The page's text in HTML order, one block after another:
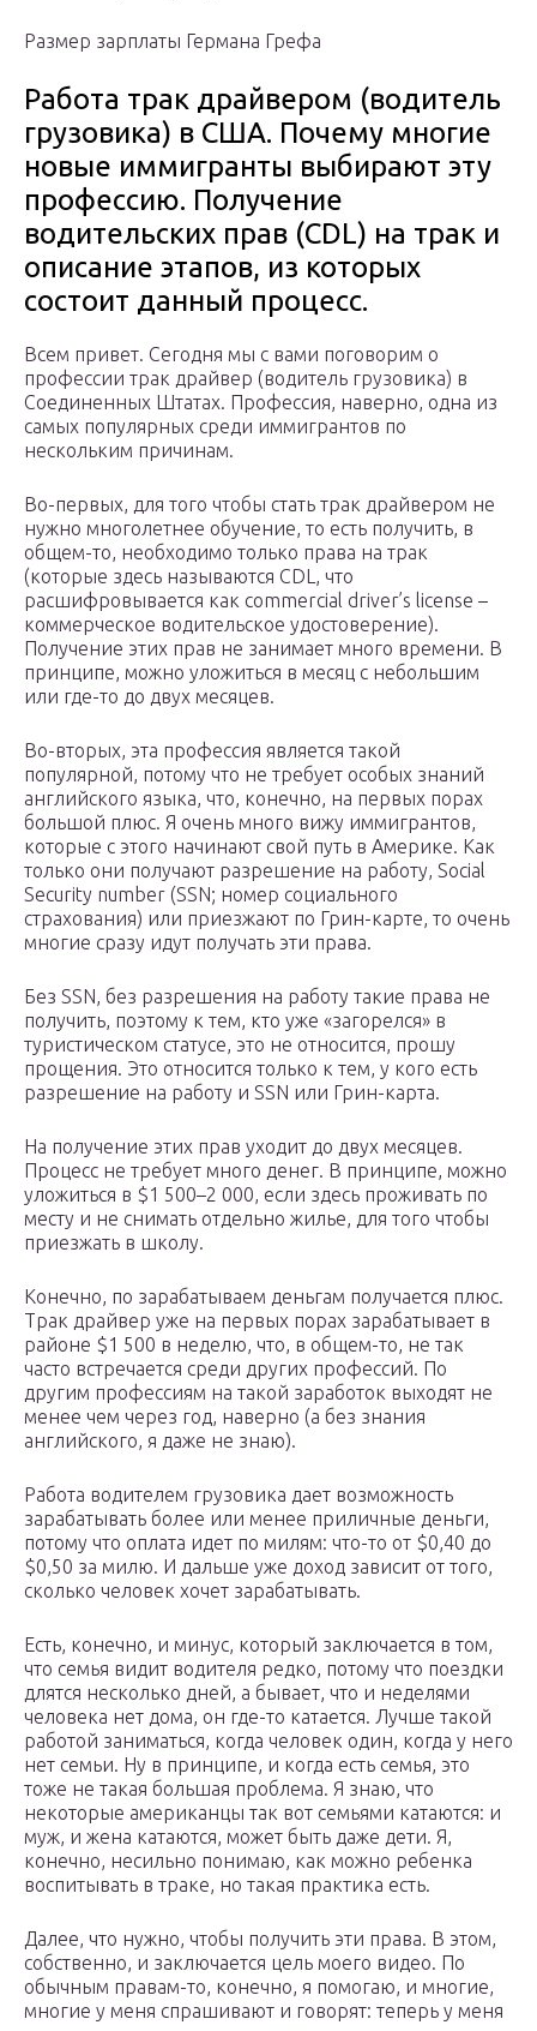
Размер зарплаты Германа Грефа
Работа трак драйвером (водитель
грузовика) в США. Почему многие
новые иммигранты выбирают эту
профессию. Получение
водительских прав (CDL) на трак и
описание этапов, из которых
состоит данный процесс.
Всем привет. Сегодня мы с вами поговорим о
профессии трак драйвер (водитель грузовика) в
Соединенных Штатах. Профессия, наверно, одна из
самых популярных среди иммигрантов по
нескольким причинам.
Во-первых, для того чтобы стать трак драйвером не
нужно многолетнее обучение, то есть получить, в
общем-то, необходимо только права на трак
(которые здесь называются CDL, что
расшифровывается как commercial driver’s license –
коммерческое водительское удостоверение).
Получение этих прав не занимает много времени. В
принципе, можно уложиться в месяц с небольшим
или где-то до двух месяцев.
Во-вторых, эта профессия является такой
популярной, потому что не требует особых знаний
английского языка, что, конечно, на первых порах
большой плюс. Я очень много вижу иммигрантов,
которые с этого начинают свой путь в Америке. Как
только они получают разрешение на работу, Social
Security number (SSN; номер социального
страхования) или приезжают по Грин-карте, то очень
многие сразу идут получать эти права.
Без SSN, без разрешения на работу такие права не
получить, поэтому к тем, кто уже «загорелся» в
туристическом статусе, это не относится, прошу
прощения. Это относится только к тем, у кого есть
разрешение на работу и SSN или Грин-карта.
На получение этих прав уходит до двух месяцев.
Процесс не требует много денег. В принципе, можно
уложиться в $1 500–2 000, если здесь проживать по
месту и не снимать отдельно жилье, для того чтобы
приезжать в школу.
Конечно, по зарабатываем деньгам получается плюс.
Трак драйвер уже на первых порах зарабатывает в
районе $1 500 в неделю, что, в общем-то, не так
часто встречается среди других профессий. По
другим профессиям на такой заработок выходят не
менее чем через год, наверно (а без знания
английского, я даже не знаю).
Работа водителем грузовика дает возможность
зарабатывать более или менее приличные деньги,
потому что оплата идет по милям: что-то от $0,40 до
$0,50 за милю. И дальше уже доход зависит от того,
сколько человек хочет зарабатывать.
Есть, конечно, и минус, который заключается в том,
что семья видит водителя редко, потому что поездки
длятся несколько дней, а бывает, что и неделями
человека нет дома, он где-то катается. Лучше такой
работой заниматься, когда человек один, когда у него
нет семьи. Ну в принципе, и когда есть семья, это
тоже не такая большая проблема. Я знаю, что
некоторые американцы так вот семьями катаются: и
муж, и жена катаются, может быть даже дети. Я,
конечно, несильно понимаю, как можно ребенка
воспитывать в траке, но такая практика есть.
Далее, что нужно, чтобы получить эти права. В этом,
собственно, и заключается цель моего видео. По
обычным правам-то, конечно, я помогаю, и многие,
многие у меня спрашивают и говорят: теперь у меня